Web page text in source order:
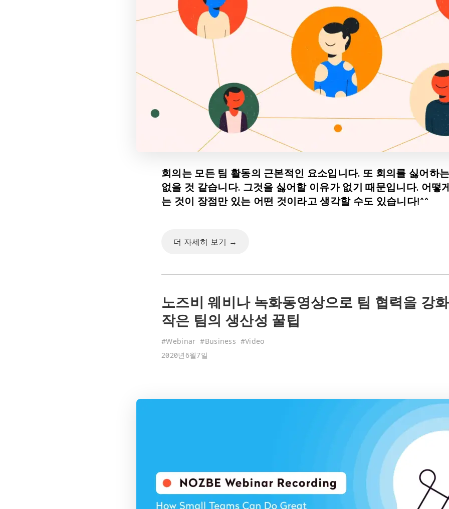
회의는 모든 팀 활동의 근본적인 요소입니다. 또 회의를 싫어하
없을 것 같습니다. 그것을 싫어할 이유가 없기 때문입니다. 어떻
는 것이 장점만 있는 어떤 것이라고 생각할 수도 있습니다!^^
더 자세히 보기 →
노즈비 웨비나 녹화동영상으로 팀 협력을 강
작은 팀의 생산성 꿀팁
#Webinar #Business #Video
2020년6월7일